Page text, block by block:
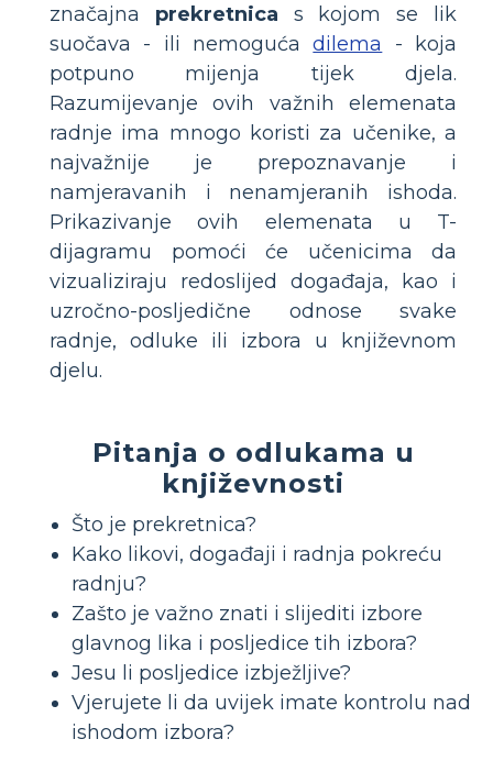
značajna prekretnica s kojom se lik
suočava - ili nemogućadilema
- koja
potpuno mijenja tijek djela.
Razumijevanje ovih važnih elemenata
radnje ima mnogo koristi za učenike, a
najvažnije je prepoznavanje i
namjeravanih i nenamjeranih ishoda.
Prikazivanje ovih elemenata u T-
dijagramu pomoći će učenicima da
vizualiziraju redoslijed događaja, kao i
uzročno-posljedične odnose svake
radnje, odluke ili izbora u književnom
djelu.
Pitanja o odlukama u
književnosti
Što je prekretnica?
Kako likovi, događaji i radnja pokreću
radnju?
Zašto je važno znati i slijediti izbore
glavnog lika i posljedice tih izbora?
Jesu li posljedice izbježljive?
Vjerujete li da uvijek imate kontrolu nad
ishodom izbora?